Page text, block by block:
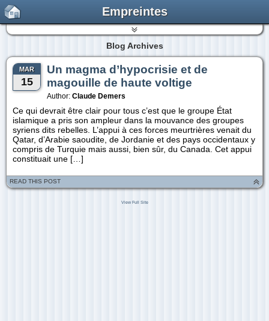
Empreintes
Blog Archives
MAR
15
Un magma d’hypocrisie et de
magouille de haute voltige
Author: Claude Demers
Ce qui devrait être clair pour tous c’est que le groupe État
islamique a pris son ampleur dans la mouvance des groupes
syriens dits rebelles. L’appui à ces forces meurtrières venait du
Qatar, d’Arabie saoudite, de Jordanie et des pays occidentaux y
compris de Turquie mais aussi, bien sûr, du Canada. Cet appui
constituait une […]
READ THIS POST
View Full Site